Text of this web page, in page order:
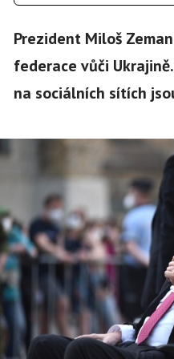
Prezident Miloš
federace vůči
na sociálních sítích